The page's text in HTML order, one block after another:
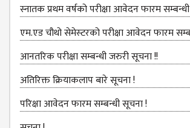
ECA
DEPARTMENT
NEPALI
DEPARTMENT
ENGLISH
DEPARTMENT
HUMANITIES &
स्नातक प्रथम वर्षको परीक्षा आवेदन फारम
एम.एड चौथो सेमेस्‍टरको परीक्षा आवेदन फारम
आनतरिक परीक्षा सम्बन्धी जरुरी सूचना !!
अतिरिक्त क्रियाकलाप बारे सूचना !
परिक्षा आवेदन फारम सम्बन्धी सूचना !